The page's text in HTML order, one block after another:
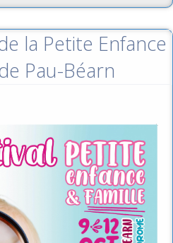
la Petite Enfance
Pau-Béarn